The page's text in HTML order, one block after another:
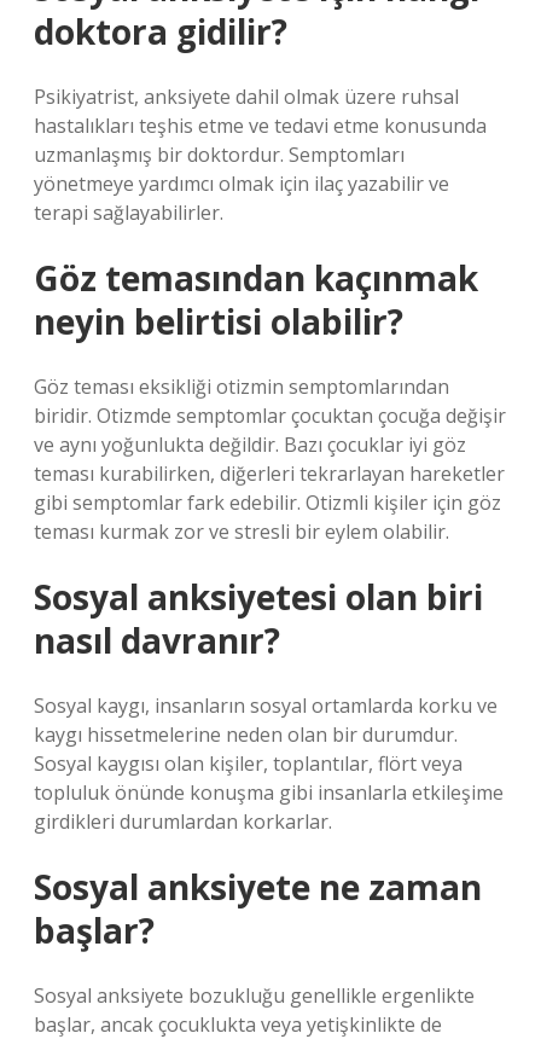
doktora gidilir?
Psikiyatrist, anksiyete dahil olmak üzere ruhsal
hastalıkları teşhis etme ve tedavi etme konusunda
uzmanlaşmış bir doktordur. Semptomları
yönetmeye yardımcı olmak için ilaç yazabilir ve
terapi sağlayabilirler.
Göz temasından kaçınmak
neyin belirtisi olabilir?
Göz teması eksikliği otizmin semptomlarından
biridir. Otizmde semptomlar çocuktan çocuğa değişir
ve aynı yoğunlukta değildir. Bazı çocuklar iyi göz
teması kurabilirken, diğerleri tekrarlayan hareketler
gibi semptomlar fark edebilir. Otizmli kişiler için göz
teması kurmak zor ve stresli bir eylem olabilir.
Sosyal anksiyetesi olan biri
nasıl davranır?
Sosyal kaygı, insanların sosyal ortamlarda korku ve
kaygı hissetmelerine neden olan bir durumdur.
Sosyal kaygısı olan kişiler, toplantılar, flört veya
topluluk önünde konuşma gibi insanlarla etkileşime
girdikleri durumlardan korkarlar.
Sosyal anksiyete ne zaman
başlar?
Sosyal anksiyete bozukluğu genellikle ergenlikte
başlar, ancak çocuklukta veya yetişkinlikte de